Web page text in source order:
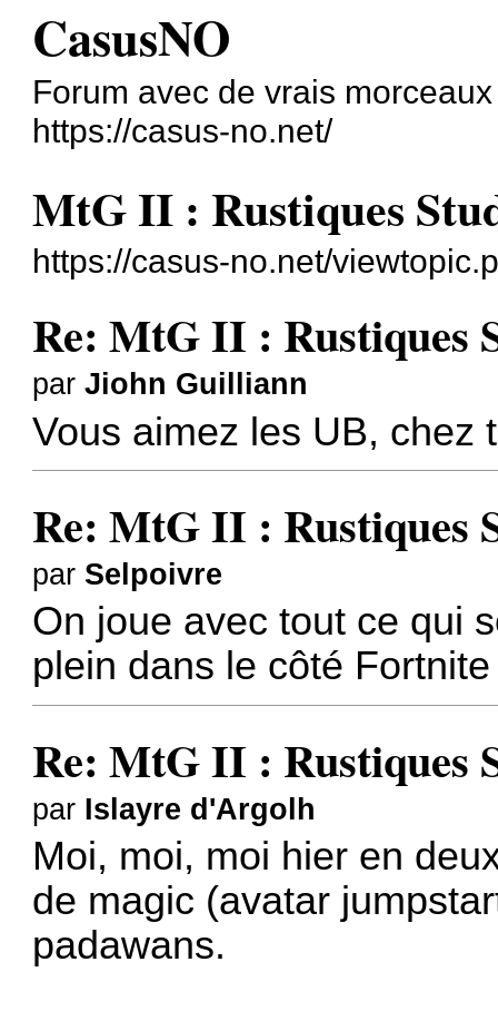
CasusNO
Forum avec de vrais
https://casus-no.net/
MtG II : Rustiques
https://casus-no.net/
Re: MtG II : Rustiques
parJiohn Guilliann
Vous aimez les UB, chez
Re: MtG II : Rustiques
par Selpoivre
On joue avec tout ce qui
plein dans le côté
Re: MtG II : Rustiques
par Islayre d'Argolh
Moi, moi, moi hier en
de magic (avatar
padawans.